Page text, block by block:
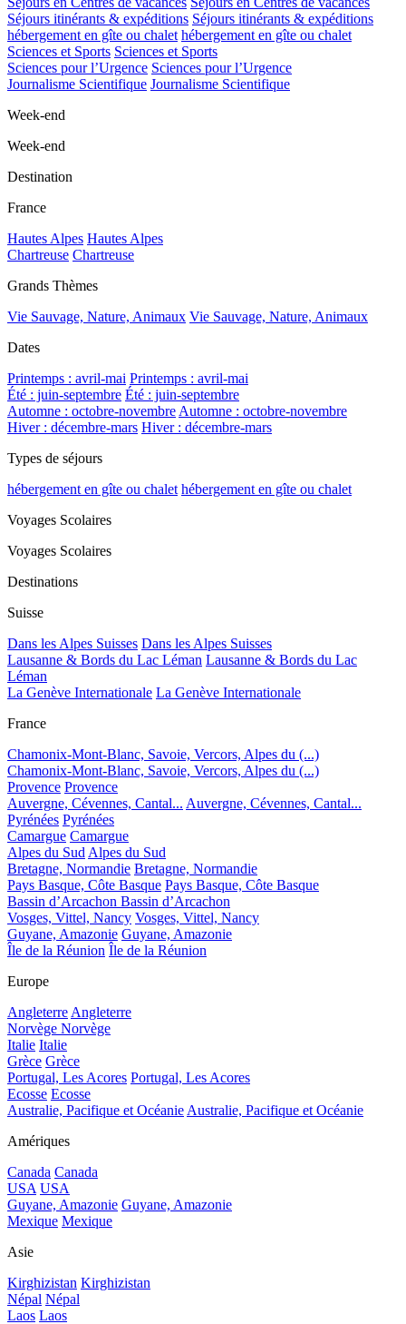
Séjours itinérants & expéditions Séjours itinérants & expéditions
hébergement en gîte ou chalet hébergement en gîte ou chalet
Sciences et Sports Sciences et Sports
Sciences pour l’Urgence Sciences pour l’Urgence
Journalisme Scientifique Journalisme Scientifique
Week-end
Week-end
Destination
France
Hautes Alpes Hautes Alpes
Chartreuse Chartreuse
Grands Thèmes
Vie Sauvage, Nature, Animaux Vie Sauvage, Nature, Animaux
Dates
Printemps : avril-mai Printemps : avril-mai
Été : juin-septembre Été : juin-septembre
Automne : octobre-novembre Automne : octobre-novembre
Hiver : décembre-mars Hiver : décembre-mars
Types de séjours
hébergement en gîte ou chalet hébergement en gîte ou chalet
Voyages Scolaires
Voyages Scolaires
Destinations
Suisse
Dans les Alpes Suisses Dans les Alpes Suisses
Lausanne & Bords du Lac Léman Lausanne & Bords du Lac
Léman
La Genève Internationale La Genève Internationale
France
Chamonix-Mont-Blanc, Savoie, Vercors, Alpes du (...)
Chamonix-Mont-Blanc, Savoie, Vercors, Alpes du (...)
Provence Provence
Auvergne, Cévennes, Cantal... Auvergne, Cévennes, Cantal...
Pyrénées Pyrénées
Camargue Camargue
Alpes du Sud Alpes du Sud
Bretagne, Normandie Bretagne, Normandie
Pays Basque, Côte Basque Pays Basque, Côte Basque
Bassin d’Arcachon Bassin d’Arcachon
Vosges, Vittel, Nancy Vosges, Vittel, Nancy
Guyane, Amazonie Guyane, Amazonie
Île de la Réunion Île de la Réunion
Europe
Angleterre Angleterre
Norvège Norvège
Italie Italie
Grèce Grèce
Portugal, Les Acores Portugal, Les Acores
Ecosse Ecosse
Australie, Pacifique et Océanie Australie, Pacifique et Océanie
Amériques
Canada Canada
USA USA
Guyane, Amazonie Guyane, Amazonie
Mexique Mexique
Asie
Kirghizistan Kirghizistan
Népal Népal
Laos Laos